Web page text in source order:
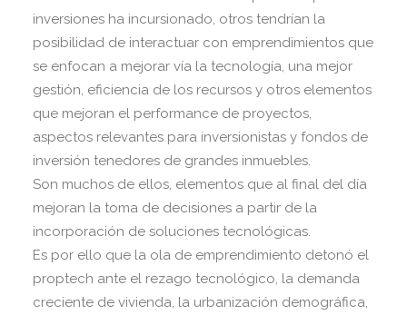
inversiones ha incursionado, otros tendrían la
posibilidad de interactuar con emprendimientos que
se enfocan a mejorar vía la tecnología, una mejor
gestión, eficiencia de los recursos y otros elementos
que mejoran el performance de proyectos,
aspectos relevantes para inversionistas y fondos de
inversión tenedores de grandes inmuebles.
Son muchos de ellos, elementos que al final del día
mejoran la toma de decisiones a partir de la
incorporación de soluciones tecnológicas.
Es por ello que la ola de emprendimiento detonó el
proptech ante el rezago tecnológico, la demanda
creciente de vivienda, la urbanización demográfica,